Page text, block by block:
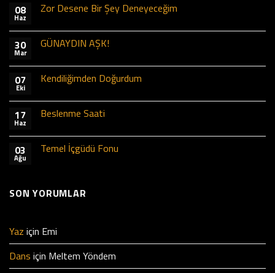
08
Haz
Zor Desene Bir Şey Deneyeceğim
30
Mar
GÜNAYDIN AŞK!
07
Eki
Kendiliğimden Doğurdum
17
Haz
Beslenme Saati
03
Ağu
Temel İçgüdü Fonu
SON YORUMLAR
Yaz için Emi
Dans için Meltem Yöndem